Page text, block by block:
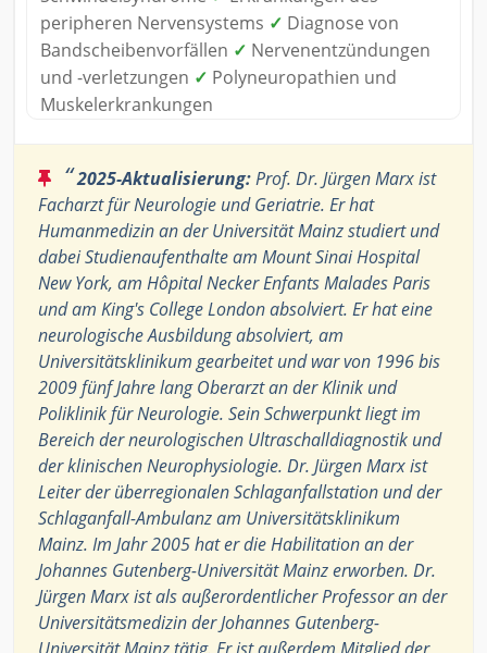
peripheren Nervensystems ✓ Diagnose von
Bandscheibenvorfällen ✓ Nervenentzündungen
und -verletzungen ✓ Polyneuropathien und
Muskelerkrankungen
“2025-Aktualisierung:Prof. Dr. Jürgen Marx ist
Facharzt für Neurologie und Geriatrie. Er hat
Humanmedizin an der Universität Mainz studiert und
dabei Studienaufenthalte am Mount Sinai Hospital
New York, am Hôpital Necker Enfants Malades Paris
und am King's College London absolviert. Er hat eine
neurologische Ausbildung absolviert, am
Universitätsklinikum gearbeitet und war von 1996 bis
2009 fünf Jahre lang Oberarzt an der Klinik und
Poliklinik für Neurologie. Sein Schwerpunkt liegt im
Bereich der neurologischen Ultraschalldiagnostik und
der klinischen Neurophysiologie. Dr. Jürgen Marx ist
Leiter der überregionalen Schlaganfallstation und der
Schlaganfall-Ambulanz am Universitätsklinikum
Mainz. Im Jahr 2005 hat er die Habilitation an der
Johannes Gutenberg-Universität Mainz erworben. Dr.
Jürgen Marx ist als außerordentlicher Professor an der
Universitätsmedizin der Johannes Gutenberg-